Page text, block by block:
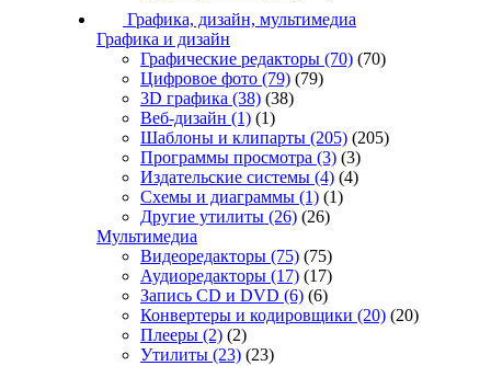
Графика, дизайн, мультимедиа
Графика и дизайн
Графические редакторы (70) (70)
Цифровое фото (79) (79)
3D графика (38) (38)
Веб-дизайн (1) (1)
Шаблоны и клипарты (205) (205)
Программы просмотра (3) (3)
Издательские системы (4) (4)
Схемы и диаграммы (1) (1)
Другие утилиты (26) (26)
Мультимедиа
Видеоредакторы (75) (75)
Аудиоредакторы (17) (17)
Запись CD и DVD (6) (6)
Конвертеры и кодировщики (20) (20)
Плееры (2) (2)
Утилиты (23) (23)